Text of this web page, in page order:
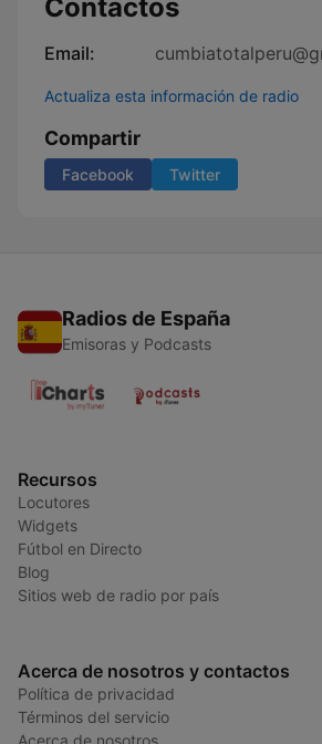
Contactos
Email:
Actualiza esta información de radio
Compartir
Facebook Twitter
Radios de España
Emisoras y Podcasts
Recursos
Locutores
Widgets
Fútbol en Directo
Blog
Sitios web de radio por país
Acerca de nosotros y contactos
Política de privacidad
Términos del servicio
Acerca de nosotros